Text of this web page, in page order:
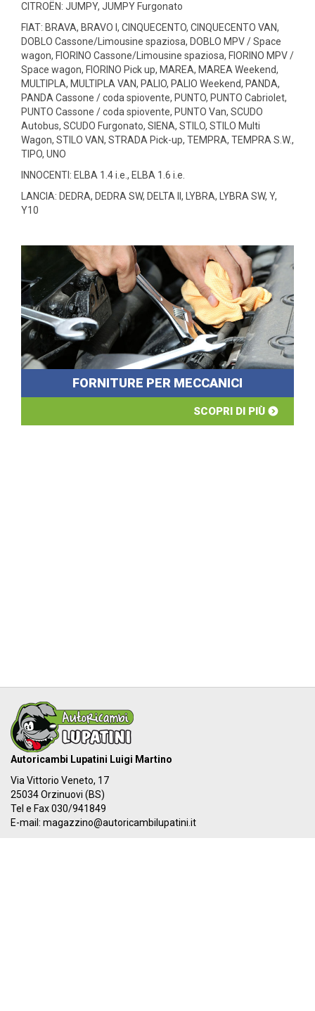
CITROËN: JUMPY, JUMPY Furgonato
FIAT: BRAVA, BRAVO I, CINQUECENTO, CINQUECENTO VAN,
DOBLO Cassone/Limousine spaziosa, DOBLO MPV / Space
wagon, FIORINO Cassone/Limousine spaziosa, FIORINO MPV /
Space wagon, FIORINO Pick up, MAREA, MAREA Weekend,
MULTIPLA, MULTIPLA VAN, PALIO, PALIO Weekend, PANDA,
PANDA Cassone / coda spiovente, PUNTO, PUNTO Cabriolet,
PUNTO Cassone / coda spiovente, PUNTO Van, SCUDO
Autobus, SCUDO Furgonato, SIENA, STILO, STILO Multi
Wagon, STILO VAN, STRADA Pick-up, TEMPRA, TEMPRA S.W.,
TIPO, UNO
INNOCENTI: ELBA 1.4 i.e., ELBA 1.6 i.e.
LANCIA: DEDRA, DEDRA SW, DELTA II, LYBRA, LYBRA SW, Y,
Y10
FORNITURE PER MECCANICI
SCOPRI DI PIÙ
Autoricambi Lupatini Luigi Martino
Via Vittorio Veneto, 17
25034 Orzinuovi (BS)
Tel e Fax 030/941849
E-mail: magazzino@autoricambilupatini.it